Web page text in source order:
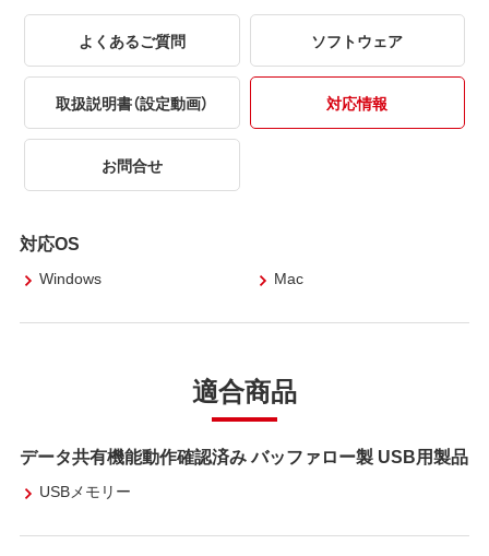
よくあるご質問 ソフトウェア
取扱説明書（設定動画） 対応情報
お問合せ
対応OS
Windows Mac
適合商品
データ共有機能動作確認済み バッファロー製 USB用製品
USBメモリー